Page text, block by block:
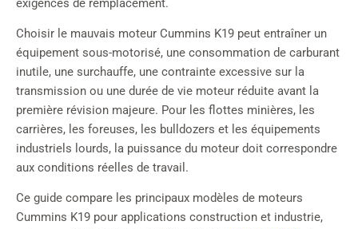
exigences de remplacement.
Choisir le mauvais moteur Cummins K19 peut entraîner un
équipement sous-motorisé, une consommation de carburant
inutile, une surchauffe, une contrainte excessive sur la
transmission ou une durée de vie moteur réduite avant la
première révision majeure. Pour les flottes minières, les
carrières, les foreuses, les bulldozers et les équipements
industriels lourds, la puissance du moteur doit correspondre
aux conditions réelles de travail.
Ce guide compare les principaux modèles de moteurs
Cummins K19 pour applications construction et industrie,